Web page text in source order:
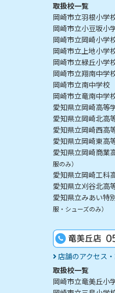
取扱校一覧
岡崎市立羽根小学
岡崎市立小豆坂小
岡崎市立岡崎小学
岡崎市立上地小学
岡崎市立緑丘小学
岡崎市立翔南中学
岡崎市立南中学校
岡崎市立竜南中学
愛知県立岡崎高等
愛知県立岡崎北高
愛知県立岡崎西高
愛知県立岡崎東高
愛知県立岡崎商業
服のみ）
愛知県立岡崎工科
愛知県立刈谷北高
愛知県立みあい特
服・シューズのみ）
店舗のアクセス
取扱校一覧
岡崎市立竜美丘小